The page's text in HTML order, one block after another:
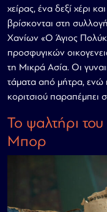
χείρας, ένα δεξί χέρι
βρίσκονται στη
Χανίων «Ο Άγιος
προσφυγικών
τη Μικρά Ασία. Οι
τάματα από μήτρα,
κοριτσιού παραπέμπει
Το ψαλτήρι
Μπορ